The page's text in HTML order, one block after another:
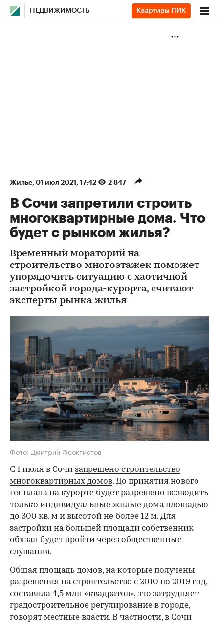
НЕДВИЖИМОСТЬ
Жилье⁠, 01 июл 2021, 17:42 2 847
В Сочи запретили строить
многоквартирные дома. Что
будет с рынком жилья?
Временный мораторий на
строительство многоэтажек поможет
упорядочить ситуацию с хаотичной
застройкой города-курорта, считают
эксперты рынка жилья
Фото: Дмитрий Феоктистов
С 1 июля в Сочи запрещено строительство
многоквартирных домов. До принятия нового
генплана на курорте будет разрешено возводить
только индивидуальные жилые дома площадью
до 300 кв. м и высотой не более 12 м. Для
застройки на большей площади собственник
обязан будет пройти через общественные
слушания.
Общая площадь домов, на которые получены
разрешения на строительство с 2010 по 2019 год,
составила4,5 млн «квадратов», это затрудняет
градостроительное регулирование в городе,
говорят местные власти. В частности, в Сочи